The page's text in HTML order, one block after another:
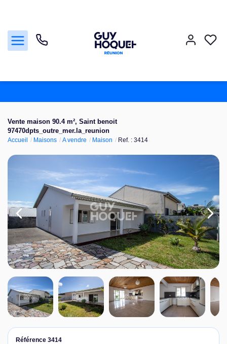
Vendre
Faire gérer
Nos agences
Nous contacter
Vente maison 90.4 m², Saint benoit
97470dpts_outre_mer.la_reunion
Accueil Maisons A vendre Maison Ref. : 3414
Référence 3414